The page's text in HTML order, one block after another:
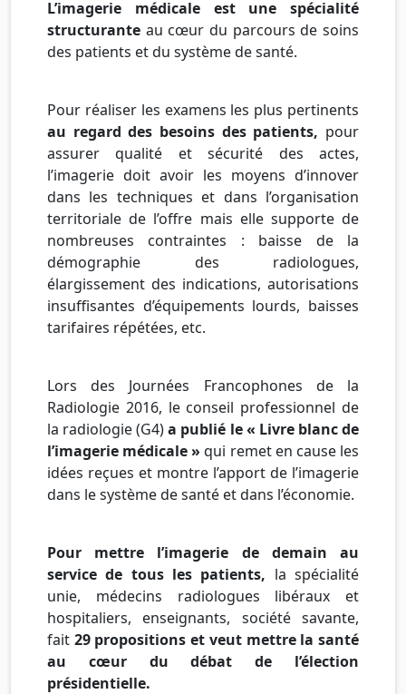
L’imagerie médicale est une spécialité
structurante au cœur du parcours de soins
des patients et du système de santé.
Pour réaliser les examens les plus pertinents
au regard des besoins des patients, pour
assurer qualité et sécurité des actes,
l’imagerie doit avoir les moyens d’innover
dans les techniques et dans l’organisation
territoriale de l’offre mais elle supporte de
nombreuses contraintes : baisse de la
démographie des radiologues,
élargissement des indications, autorisations
insuffisantes d’équipements lourds, baisses
tarifaires répétées, etc.
Lors des Journées Francophones de la
Radiologie 2016, le conseil professionnel de
la radiologie (G4)a publié le « Livre blanc de
l’imagerie médicale » qui remet en cause les
idées reçues et montre l’apport de l’imagerie
dans le système de santé et dans l’économie.
Pour mettre l’imagerie de demain au
service de tous les patients, la spécialité
unie, médecins radiologues libéraux et
hospitaliers, enseignants, société savante,
fait 29 propositions et veut mettre la santé
au cœur du débat de l’élection
présidentielle.